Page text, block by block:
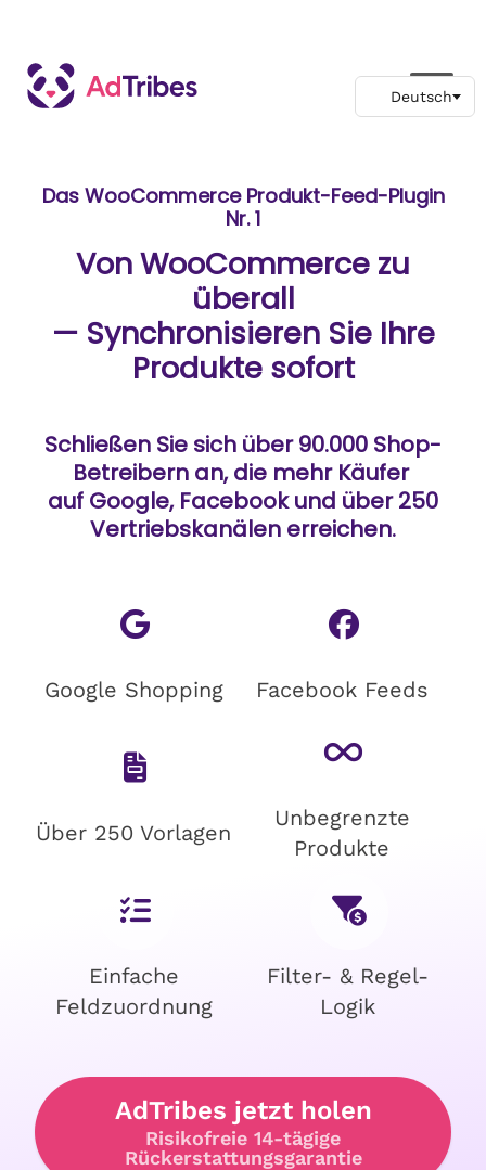
Das WooCommerce Produkt-Feed-Plugin
Nr. 1
Von WooCommerce zu
überall
— Synchronisieren Sie Ihre
Produkte sofort
Schließen Sie sich über 90.000 Shop-
Betreibern an, die mehr Käufer
auf Google, Facebook und über 250
Vertriebskanälen erreichen.
Google Shopping Facebook Feeds
Über 250 Vorlagen
Unbegrenzte
Produkte
Einfache
Feldzuordnung
Filter- & Regel-
Logik
AdTribes jetzt holen
Risikofreie 14-tägige
Rückerstattungsgarantie